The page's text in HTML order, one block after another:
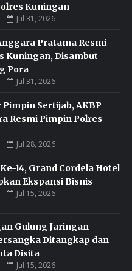
Kuningan
Jul 31, 2026
Pratama Resmi
Kuningan, Disambut
Pora
Jul 31, 2026
Pimpin Sertijab, AKBP
Resmi Pimpin Polres
Jul 28, 2026
14, Grand Cordela Hotel
Ekspansi Bisnis
Jul 15, 2026
Gulung Jaringan
Ditangkap dan
Disita
Jul 15, 2026